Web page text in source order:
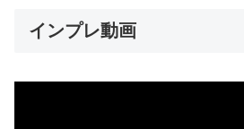
インプレ動画